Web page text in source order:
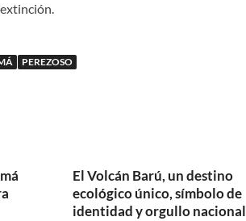
PEREZOSO
El Volcán Barú, un destino
ecológico único, símbolo de
identidad y orgullo nacional